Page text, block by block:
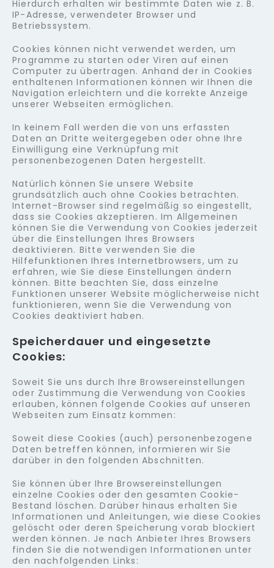
Hierdurch erhalten wir bestimmte Daten wie z. B.
IP-Adresse, verwendeter Browser und
Betriebssystem.
Cookies können nicht verwendet werden, um
Programme zu starten oder Viren auf einen
Computer zu übertragen. Anhand der in Cookies
enthaltenen Informationen können wir Ihnen die
Navigation erleichtern und die korrekte Anzeige
unserer Webseiten ermöglichen.
In keinem Fall werden die von uns erfassten
Daten an Dritte weitergegeben oder ohne Ihre
Einwilligung eine Verknüpfung mit
personenbezogenen Daten hergestellt.
Natürlich können Sie unsere Website
grundsätzlich auch ohne Cookies betrachten.
Internet-Browser sind regelmäßig so eingestellt,
dass sie Cookies akzeptieren. Im Allgemeinen
können Sie die Verwendung von Cookies jederzeit
über die Einstellungen Ihres Browsers
deaktivieren. Bitte verwenden Sie die
Hilfefunktionen Ihres Internetbrowsers, um zu
erfahren, wie Sie diese Einstellungen ändern
können. Bitte beachten Sie, dass einzelne
Funktionen unserer Website möglicherweise nicht
funktionieren, wenn Sie die Verwendung von
Cookies deaktiviert haben.
Speicherdauer und eingesetzte
Cookies:
Soweit Sie uns durch Ihre Browsereinstellungen
oder Zustimmung die Verwendung von Cookies
erlauben, können folgende Cookies auf unseren
Webseiten zum Einsatz kommen:
Soweit diese Cookies (auch) personenbezogene
Daten betreffen können, informieren wir Sie
darüber in den folgenden Abschnitten.
Sie können über Ihre Browsereinstellungen
einzelne Cookies oder den gesamten Cookie-
Bestand löschen. Darüber hinaus erhalten Sie
Informationen und Anleitungen, wie diese Cookies
gelöscht oder deren Speicherung vorab blockiert
werden können. Je nach Anbieter Ihres Browsers
finden Sie die notwendigen Informationen unter
den nachfolgenden Links: